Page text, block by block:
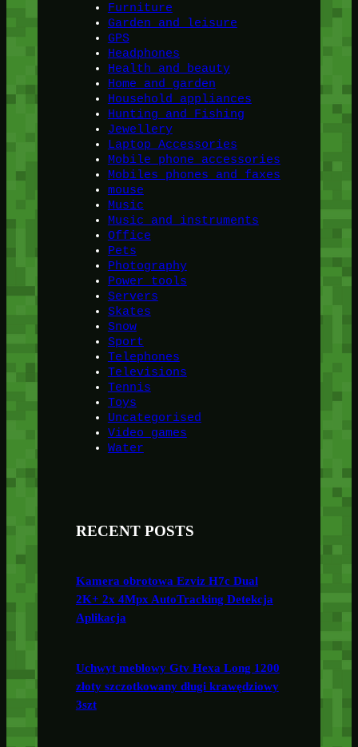
Furniture
Garden and leisure
GPS
Headphones
Health and beauty
Home and garden
Household appliances
Hunting and Fishing
Jewellery
Laptop Accessories
Mobile phone accessories
Mobiles phones and faxes
mouse
Music
Music and instruments
Office
Pets
Photography
Power tools
Servers
Skates
Snow
Sport
Telephones
Televisions
Tennis
Toys
Uncategorised
Video games
Water
RECENT POSTS
Kamera obrotowa Ezviz H7c Dual
2K+ 2x 4Mpx AutoTracking Detekcja
Aplikacja
Uchwyt meblowy Gtv Hexa Long 1200
złoty szczotkowany długi krawędziowy
3szt